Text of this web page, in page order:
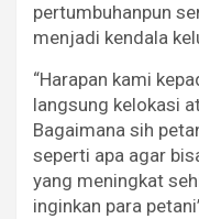
pertumbuhanpun
menjadi kendala
“Harapan kami
langsung kelokasi
Bagaimana sih
seperti apa agar
yang meningkat
inginkan para